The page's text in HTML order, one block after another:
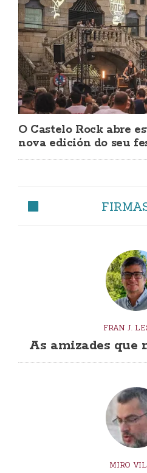
O Castelo Rock abre
nova edición do seu
FRAN J.
As amizades que
MIRO